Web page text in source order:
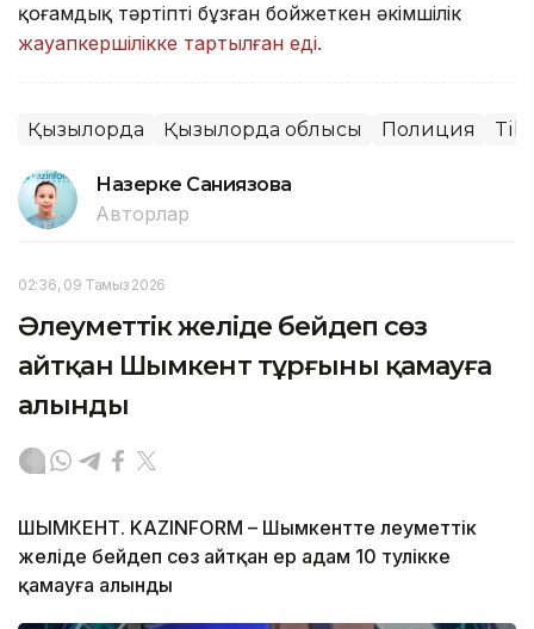
қоғамдық тәртіпті бұзған бойжеткен әкімшілік
жауапкершілікке тартылған еді.
Қызылорда Қызылорда облысы Полиция
Назерке Саниязова
Авторлар
02:36, 09 Тамыз 2026
Әлеуметтік желіде бейәдеп сөз
айтқан Шымкент тұрғыны қамауға
алынды
ШЫМКЕНТ. KAZINFORM – Шымкентте әлеуметтік
желіде бейәдеп сөз айтқан ер адам 10 тәулікке
қамауға алынды